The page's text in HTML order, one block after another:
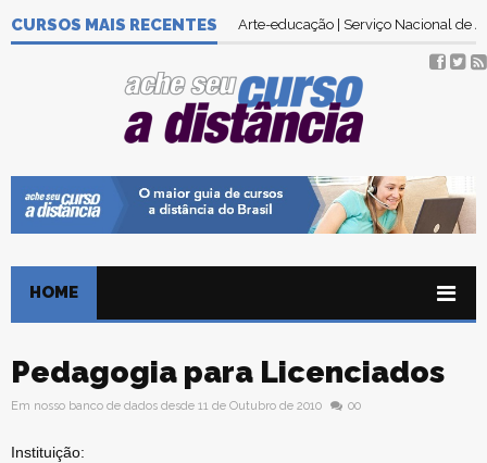
CURSOS MAIS RECENTES Arte-educação | Serviço Nacional de
HOME
Pedagogia para Licenciados
Em nosso banco de dados desde 11 de Outubro de 2010 00
Instituição: